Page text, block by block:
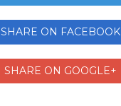
SHARE ON FACEBOOK
SHARE ON GOOGLE+